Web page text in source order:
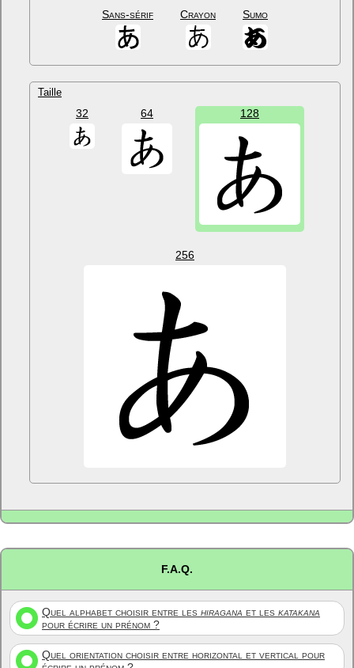
Sans-sérif Crayon Sumo
Taille
32 64 128
256
F.A.Q.
Quel alphabet choisir entre les hiragana et les katakana
pour écrire un prénom ?
Quel orientation choisir entre horizontal et vertical pour